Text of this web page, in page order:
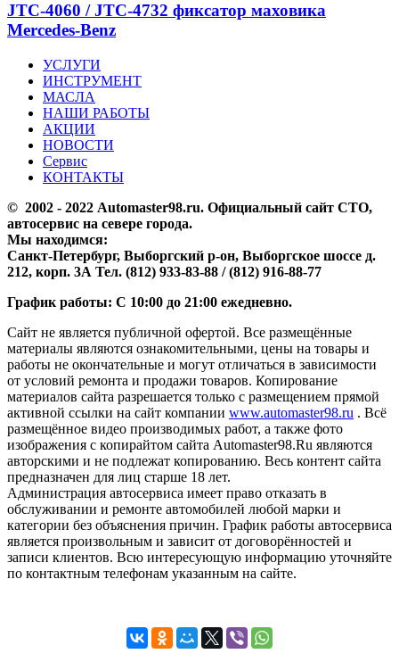
JTC-4060 / JTC-4732 фиксатор маховика
Mercedes-Benz
УСЛУГИ
ИНСТРУМЕНТ
МАСЛА
НАШИ РАБОТЫ
АКЦИИ
НОВОСТИ
Сервис
КОНТАКТЫ
© 2002 - 2022 Аutomaster98.ru. Официальный сайт СТО,
автосервис на севере города.
Мы находимся:
Санкт-Петербург, Выборгский р-он, Выборгское шоссе д.
212, корп. 3А Тел. (812) 933-83-88 / (812) 916-88-77
График работы: С 10:00 до 21:00 ежедневно.
Сайт не является публичной офертой. Все размещённые
материалы являются ознакомительными, цены на товары и
работы не окончательные и могут отличаться в зависимости
от условий ремонта и продажи товаров. Копирование
материалов сайта разрешается только с размещением прямой
активной ссылки на сайт компании www.automaster98.ru . Всё
размещённое видео производимых работ, а также фото
изображения с копирайтом сайта Automaster98.Ru являются
авторскими и не подлежат копированию. Весь контент сайта
предназначен для лиц старше 18 лет.
Администрация автосервиса имеет право отказать в
обслуживании и ремонте автомобилей любой марки и
категории без объяснения причин. График работы автосервиса
является произвольным и зависит от договорённостей и
записи клиентов. Всю интересующую информацию уточняйте
по контактным телефонам указанным на сайте.